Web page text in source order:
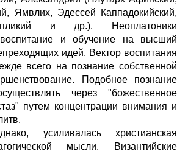
Ямвлих, Эдессей Каппадокийский,
и др.). Неоплатоники
воспитание и обучение на высший
идей. Вектор воспитания
всего на познание собственной
Подобное познание
через "божественное
путем концентрации внимания и
усиливалась христианская
мысли. Византийские